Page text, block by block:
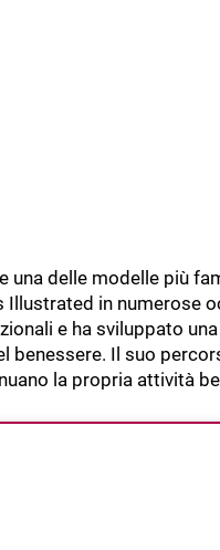
delle modelle più
in numerose
e ha sviluppato
Il suo
la propria attività